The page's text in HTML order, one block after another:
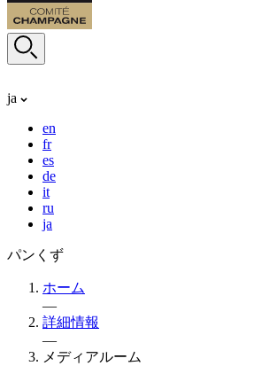
ja
en
fr
es
de
it
ru
ja
パンくず
ホーム
—
詳細情報
—
メディアルーム